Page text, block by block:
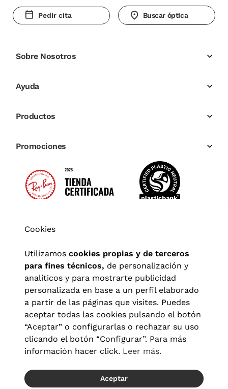
Pedir cita Buscar óptica
Sobre Nosotros
Ayuda
Productos
Promociones
Aviso legal| Política de privacidad Términos y condiciones
Política de cookies|Configuración de cookies
© 2026 Visionlab España
Cookies
Utilizamos cookies propias y de terceros
para fines técnicos, de personalización y
analíticos y para mostrarte publicidad
personalizada en base a un perfil elaborado
a partir de las páginas que visites. Puedes
aceptar todas las cookies pulsando el botón
“Aceptar” o configurarlas o rechazar su uso
clicando el botón “Configurar”. Para más
información hacer click. Leer más.
Aceptar